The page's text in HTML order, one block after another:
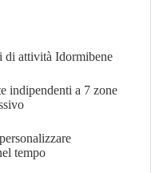
di attività Idormibene
indipendenti a 7 zone
tempo